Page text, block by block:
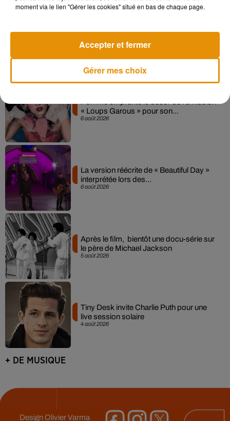
7 août 2026
Angèle et Amélie Lens dévoilent leur
collaboration tant attendue
6 août 2026
« Loups Garous » pour son...
6 août 2026
La version réécrite de « Beautiful Day »
interprétée lors des...
5 août 2026
Après le film, bientôt une docu-série sur
le père de Michael Jackson
4 août 2026
Tiny Desk invite Charlie Puth pour une
live session solaire
+ DE MUSIQUE
DesignOlivier Varma
moment via le lien "Gérer les cookies" situé en bas de chaque page.
Gérer mes choix
Accepter et fermer